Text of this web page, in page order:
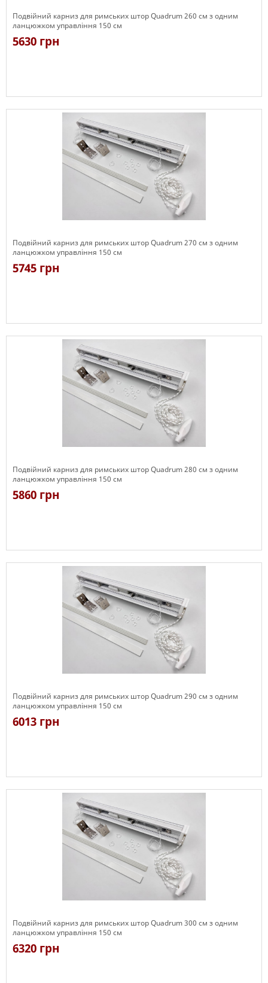
Подвійний карниз для римських штор Quadrum 260 см з одним
ланцюжком управління 150 см
5630 грн
Подвійний карниз для римських штор Quadrum 270 см з одним
ланцюжком управління 150 см
5745 грн
Подвійний карниз для римських штор Quadrum 280 см з одним
ланцюжком управління 150 см
5860 грн
Подвійний карниз для римських штор Quadrum 290 см з одним
ланцюжком управління 150 см
6013 грн
Подвійний карниз для римських штор Quadrum 300 см з одним
ланцюжком управління 150 см
6320 грн